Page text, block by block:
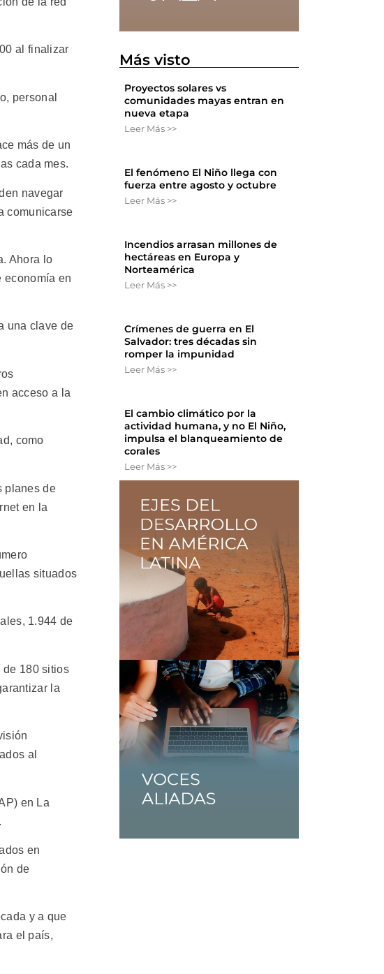
al finalizar
personal
más de un
cada mes.
navegar
comunicarse
Ahora lo
economía en
una clave de
acceso a la
como
planes de
en la
situados
1.944 de
de 180 sitios
la
al
en La
en
de
y a que
el país,
Más visto
Proyectos solares vs
comunidades mayas entran en
nueva etapa
Leer Más >>
El fenómeno El Niño llega con
fuerza entre agosto y octubre
Leer Más >>
Incendios arrasan millones de
hectáreas en Europa y
Norteamérica
Leer Más >>
Crímenes de guerra en El
Salvador: tres décadas sin
romper la impunidad
Leer Más >>
El cambio climático por la
actividad humana, y no El Niño,
impulsa el blanqueamiento de
corales
Leer Más >>